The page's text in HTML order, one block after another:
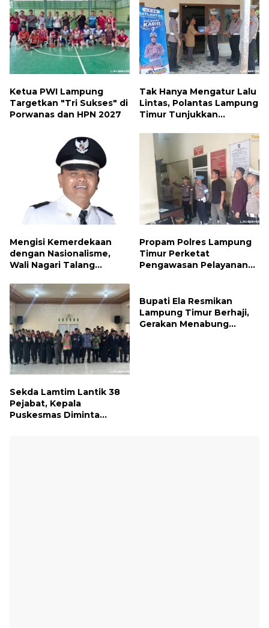
Ketua PWI Lampung
Targetkan "Tri Sukses" di
Porwanas dan HPN 2027
Tak Hanya Mengatur Lalu
Lintas, Polantas Lampung
Timur Tunjukkan
Mengisi Kemerdekaan
dengan Nasionalisme,
Wali Nagari Talang
Bendera Merah Putih
Sepanjang Agustus
Propam Polres Lampung
Timur Perketat
Pengawasan Pelayanan
Penyimpangan
Sekda Lamtim Lantik 38
Pejabat, Kepala
Puskesmas Diminta
Bupati Ela Resmikan
Lampung Timur Berhaji,
Gerakan Menabung